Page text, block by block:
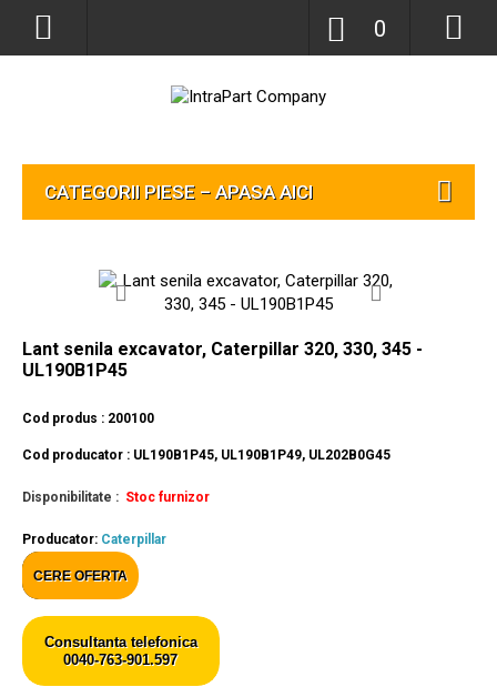
0
CATEGORII PIESE – APASA AICI
Lant senila excavator, Caterpillar 320, 330, 345 -
UL190B1P45
Cod produs : 200100
Cod producator : UL190B1P45, UL190B1P49, UL202B0G45
Disponibilitate : Stoc furnizor
Producator: Caterpillar
CERE OFERTA
Consultanta telefonica
0040-763-901.597